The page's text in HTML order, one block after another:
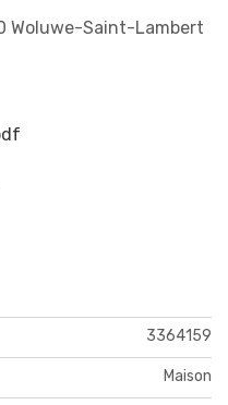
Woluwe-Saint-Lambert
3364159
Maison